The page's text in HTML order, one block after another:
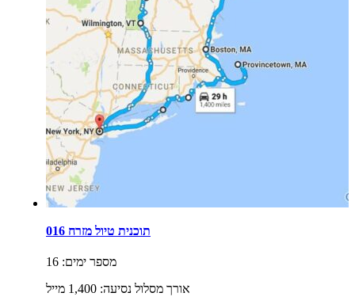
תוכנית טיול מזרח 016
מספר ימים: 16
אורך מסלול נסיעה: 1,400 מייל